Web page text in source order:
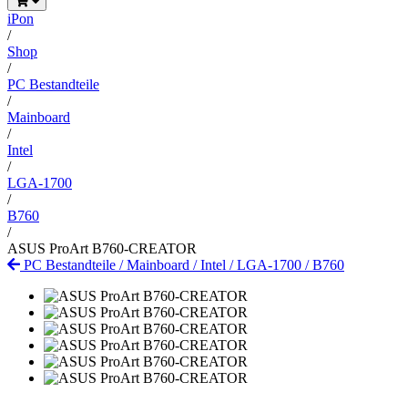
iPon
/
Shop
/
PC Bestandteile
/
Mainboard
/
Intel
/
LGA-1700
/
B760
/
ASUS ProArt B760-CREATOR
PC Bestandteile /Mainboard /Intel /LGA-1700 /B760